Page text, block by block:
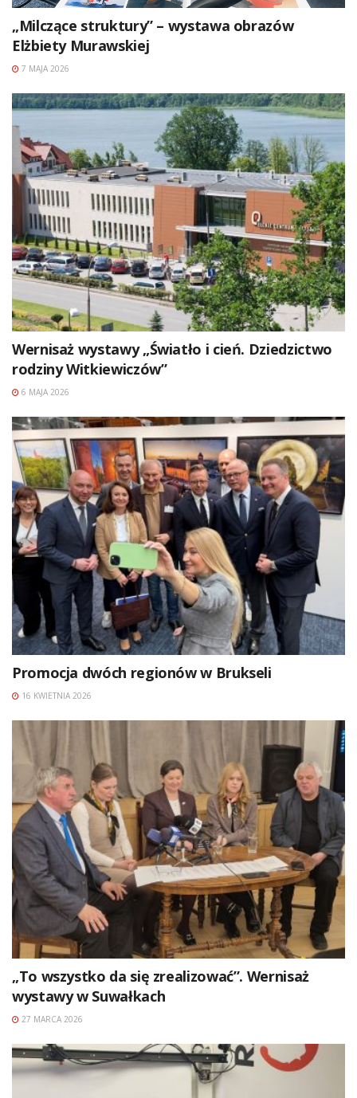
„Milczące struktury” – wystawa obrazów
Elżbiety Murawskiej
7 MAJA 2026
Wernisaż wystawy „Światło i cień. Dziedzictwo
rodziny Witkiewiczów”
6 MAJA 2026
Promocja dwóch regionów w Brukseli
16 KWIETNIA 2026
„To wszystko da się zrealizować”. Wernisaż
wystawy w Suwałkach
27 MARCA 2026